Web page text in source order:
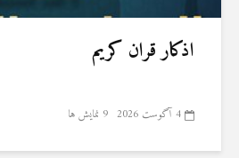
اذکار قران کریم
4 آگوست 2026 9 نمایش ها